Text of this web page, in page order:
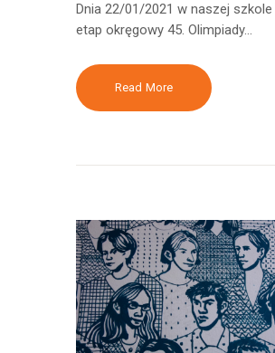
Dnia 22/01/2021 w naszej szkole
etap okręgowy 45. Olimpiady…
Read More